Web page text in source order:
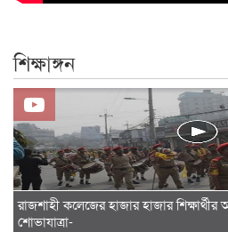
শিক্ষাঙ্গন
রাজশাহী কলেজের হাজার হাজার শিক্ষার্থীর
শোভাযাত্রা-